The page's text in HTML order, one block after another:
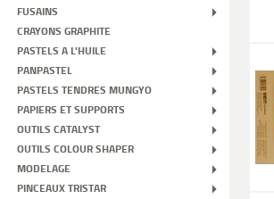
FUSAINS
CRAYONS GRAPHITE
PASTELS A L'HUILE
PANPASTEL
PASTELS TENDRES MUNGYO
PAPIERS ET SUPPORTS
OUTILS CATALYST
OUTILS COLOUR SHAPER
MODELAGE
PINCEAUX TRISTAR